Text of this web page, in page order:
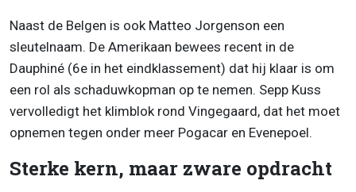
Naast de Belgen is ook Matteo Jorgenson een
sleutelnaam. De Amerikaan bewees recent in de
Dauphiné (6e in het eindklassement) dat hij klaar is om
een rol als schaduwkopman op te nemen. Sepp Kuss
vervolledigt het klimblok rond Vingegaard, dat het moet
opnemen tegen onder meer Pogacar en Evenepoel.
Sterke kern, maar zware opdracht